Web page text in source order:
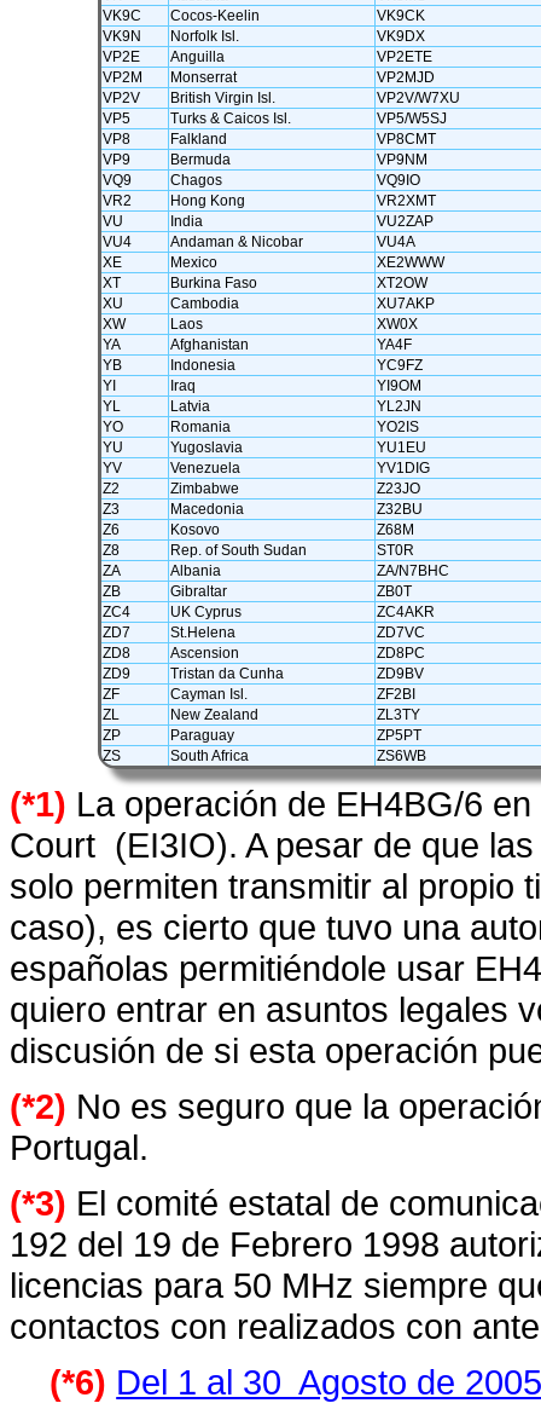
VK9C
Cocos-Keelin
VK9CK
VK9N
Norfolk Isl.
VK9DX
VP2E
Anguilla
VP2ETE
VP2M
Monserrat
VP2MJD
VP2V
British Virgin Isl.
VP2V/W7XU
VP5
Turks & Caicos Isl.
VP5/W5SJ
VP8
Falkland
VP8CMT
VP9
Bermuda
VP9NM
VQ9
Chagos
VQ9IO
VR2
Hong Kong
VR2XMT
VU
India
VU2ZAP
VU4
Andaman & Nicobar
VU4A
XE
Mexico
XE2WWW
XT
Burkina Faso
XT2OW
XU
Cambodia
XU7AKP
XW
Laos
XW0X
YA
Afghanistan
YA4F
YB
Indonesia
YC9FZ
YI
Iraq
YI9OM
YL
Latvia
YL2JN
YO
Romania
YO2IS
YU
Yugoslavia
YU1EU
YV
Venezuela
YV1DIG
Z2
Zimbabwe
Z23JO
Z3
Macedonia
Z32BU
Z6
Kosovo
Z68M
Z8
Rep. of South Sudan
ST0R
ZA
Albania
ZA/N7BHC
ZB
Gibraltar
ZB0T
ZC4
UK Cyprus
ZC4AKR
ZD7
St.Helena
ZD7VC
ZD8
Ascension
ZD8PC
ZD9
Tristan da Cunha
ZD9BV
ZF
Cayman Isl.
ZF2BI
ZL
New Zealand
ZL3TY
ZP
Paraguay
ZP5PT
ZS
South Africa ZS6WB
(*1) La operación de EH4BG/6
Court (EI3IO). A pesar de que
solo permiten transmitir al propio
caso), es cierto que tuvo una
españolas permitiéndole usar
quiero entrar en asuntos legales
discusión de si esta operación
(*2) No es seguro que la
Portugal.
(*3) El comité estatal de
192 del 19 de Febrero 1998
licencias para 50 MHz siempre
contactos con realizados con
(*6) Del 1 al 30 Agosto de